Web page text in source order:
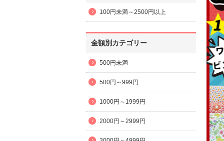
100円未満～2500円以上
金額別カテゴリー
500円未満
500円～999円
1000円～1999円
2000円～2999円